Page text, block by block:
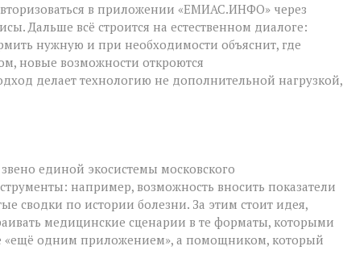
в приложении «ЕМИАС.ИНФО» через
Дальше всё строится на естественном диалоге:
нужную и при необходимости объяснит, где
новые возможности откроются
делает технологию не дополнительной нагрузкой,
единой экосистемы московского
например, возможность вносить показатели
сводки по истории болезни. За этим стоит идея,
медицинские сценарии в те форматы, которыми
«ещё одним приложением», а помощником, который